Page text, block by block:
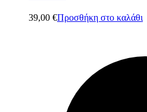
39,00 €Προσθήκη στο καλάθι